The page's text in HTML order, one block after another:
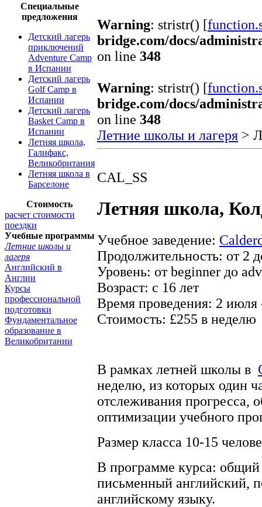
Специальные
предложения
Детский лагерь
приключений
Adventure Camp
в Испании
Детский лагерь
Golf Camp в
Испании
Детский лагерь
Basket Camp в
Испании
Летняя школа,
Галифакс,
Великобритания
Летняя школа в
Барселоне
Стоимость
расчет стоимости
поездки
Учебные программы
Летние школы и
лагеря
Английский в
Англии
Курсы
профессиональной
подготовки
Фундаментальное
образование в
Великобритании
Warning: stristr() [
bridge.com/docs/
on line 348
Warning: stristr() [
bridge.com/docs/
on line 348
Летние школы и лагеря >
CAL_SS
Летняя школа,
Учебное заведение:
Продолжительность: от 2
Уровень: от beginner до
Возраст: с 16 лет
Время проведения: 2 июля
Стоимость: £255 в неделю
В рамках летней школы в
неделю, из которых один
отслеживания прогресса,
оптимизации учебного
Размер класса 10-15
В программе курса: общий
письменный английский,
английскому языку.